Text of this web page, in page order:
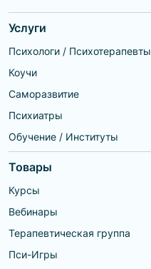
Услуги
Психологи / Психотерапевты
Коучи
Саморазвитие
Психиатры
Обучение / Институты
Товары
Курсы
Вебинары
Терапевтическая группа
Пси-Игры